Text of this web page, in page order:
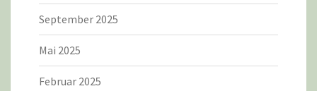
September 2025
Mai 2025
Februar 2025